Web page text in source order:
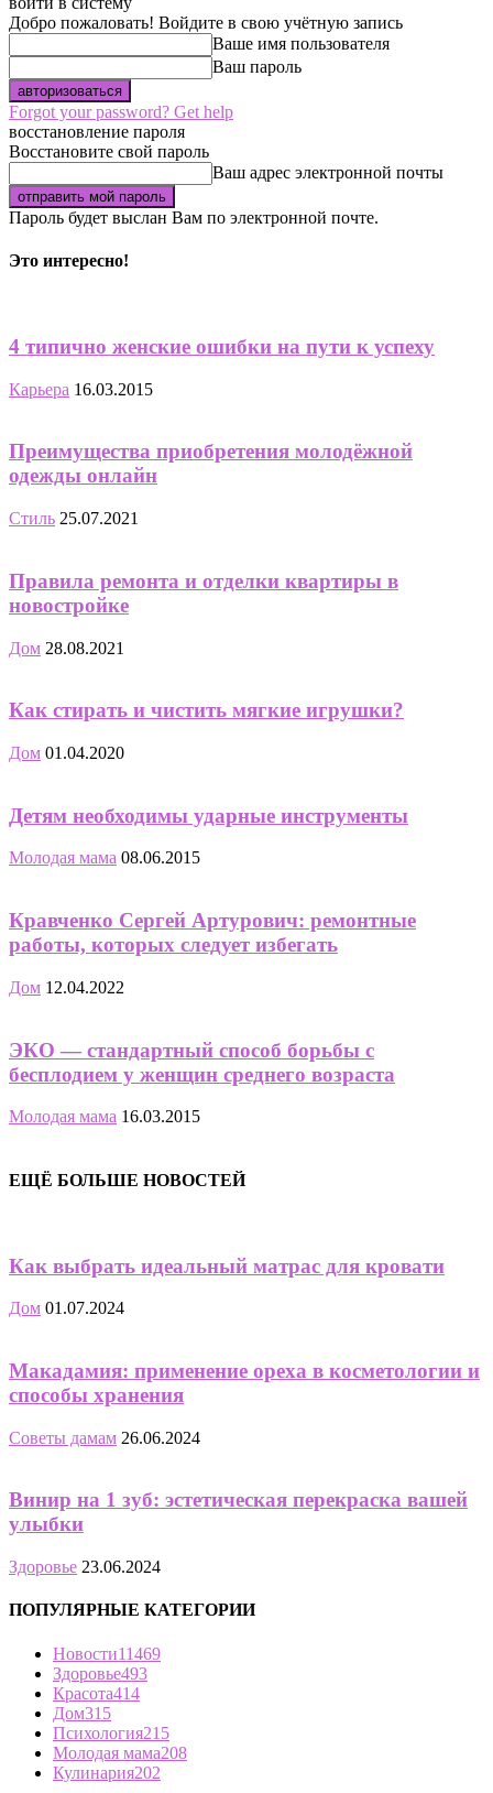
Добро пожаловать! Войдите в свою учётную запись
Ваше имя пользователя
Ваш пароль
Forgot your password? Get help
восстановление пароля
Восстановите свой пароль
Ваш адрес электронной почты
Пароль будет выслан Вам по электронной почте.
Это интересно!
4 типично женские ошибки на пути к успеху
Карьера 16.03.2015
Преимущества приобретения молодёжной
одежды онлайн
Стиль 25.07.2021
Правила ремонта и отделки квартиры в
новостройке
Дом 28.08.2021
Как стирать и чистить мягкие игрушки?
Дом 01.04.2020
Детям необходимы ударные инструменты
Молодая мама 08.06.2015
Кравченко Сергей Артурович: ремонтные
работы, которых следует избегать
Дом 12.04.2022
ЭКО — стандартный способ борьбы с
бесплодием у женщин среднего возраста
Молодая мама 16.03.2015
ЕЩЁ БОЛЬШЕ НОВОСТЕЙ
Как выбрать идеальный матрас для кровати
Дом 01.07.2024
Макадамия: применение ореха в косметологии и
способы хранения
Советы дамам 26.06.2024
Винир на 1 зуб: эстетическая перекраска вашей
улыбки
Здоровье 23.06.2024
ПОПУЛЯРНЫЕ КАТЕГОРИИ
Новости11469
Здоровье493
Красота414
Дом315
Психология215
Молодая мама208
Кулинария202